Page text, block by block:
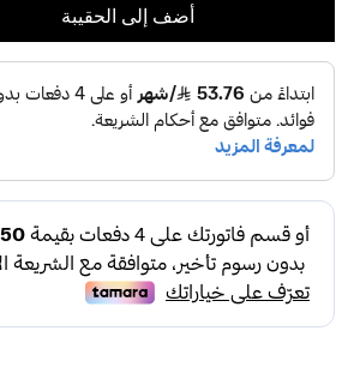
أضف إلى الحقيبة